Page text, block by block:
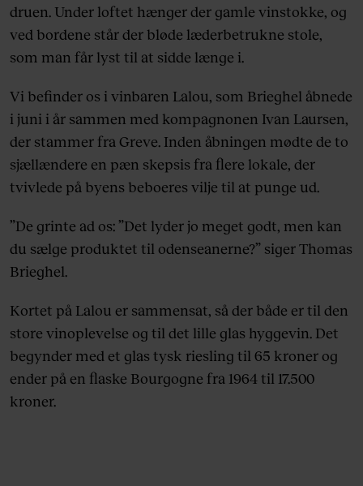
druen. Under loftet hænger der gamle vinstokke, og
ved bordene står der bløde læderbetrukne stole,
som man får lyst til at sidde længe i.
Vi befinder os i vinbaren Lalou, som Brieghel åbnede
i juni i år sammen med kompagnonen Ivan Laursen,
der stammer fra Greve. Inden åbningen mødte de to
sjællændere en pæn skepsis fra flere lokale, der
tvivlede på byens beboeres vilje til at punge ud.
”De grinte ad os: ”Det lyder jo meget godt, men kan
du sælge produktet til odenseanerne?” siger Thomas
Brieghel.
Kortet på Lalou er sammensat, så der både er til den
store vinoplevelse og til det lille glas hyggevin. Det
begynder med et glas tysk riesling til 65 kroner og
ender på en flaske Bourgogne fra 1964 til 17.500
kroner.